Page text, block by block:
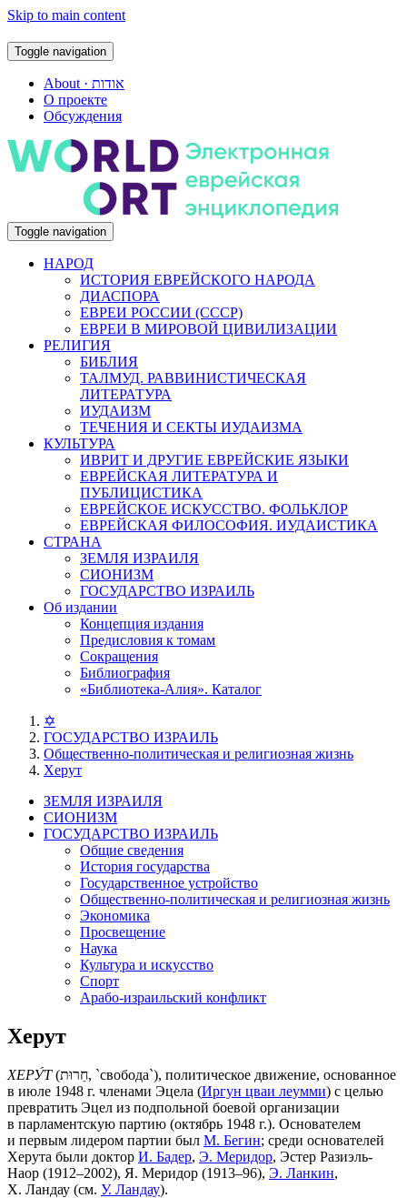
Skip to main content
Toggle navigation
About · אודות
О проекте
Обсуждения
Toggle navigation
НАРОД
ИСТОРИЯ ЕВРЕЙСКОГО НАРОДА
ДИАСПОРА
ЕВРЕИ РОССИИ (СССР)
ЕВРЕИ В МИРОВОЙ ЦИВИЛИЗАЦИИ
РЕЛИГИЯ
БИБЛИЯ
ТАЛМУД. РАВВИНИСТИЧЕСКАЯ
ЛИТЕРАТУРА
ИУДАИЗМ
ТЕЧЕНИЯ И СЕКТЫ ИУДАИЗМА
КУЛЬТУРА
ИВРИТ И ДРУГИЕ ЕВРЕЙСКИЕ ЯЗЫКИ
ЕВРЕЙСКАЯ ЛИТЕРАТУРА И
ПУБЛИЦИСТИКА
ЕВРЕЙСКОЕ ИСКУССТВО. ФОЛЬКЛОР
ЕВРЕЙСКАЯ ФИЛОСОФИЯ. ИУДАИСТИКА
СТРАНА
ЗЕМЛЯ ИЗРАИЛЯ
СИОНИЗМ
ГОСУДАРСТВО ИЗРАИЛЬ
Об издании
Концепция издания
Предисловия к томам
Сокращения
Библиография
«Библиотека-Алия». Каталог
✡
ГОСУДАРСТВО ИЗРАИЛЬ
Общественно-политическая и религиозная жизнь
Херут
ЗЕМЛЯ ИЗРАИЛЯ
СИОНИЗМ
ГОСУДАРСТВО ИЗРАИЛЬ
Общие сведения
История государства
Государственное устройство
Общественно-политическая и религиозная жизнь
Экономика
Просвещение
Наука
Культура и искусство
Спорт
Арабо-израильский конфликт
Херут
ХЕРУ́Т(חֵרוּת, `свобода`), политическое движение, основанное
в июле 1948 г. членами Эцела (Иргун цваи леумми) с целью
превратить Эцел из подпольной боевой организации
в парламентскую партию (октябрь 1948 г.). Основателем
и первым лидером партии был М. Бегин; среди основателей
Херута были доктор И. Бадер, Э. Меридор, Эстер Разиэль-
Наор (1912–2002), Я. Меридор (1913–96), Э. Ланкин,
Х. Ландау (см. У. Ландау).